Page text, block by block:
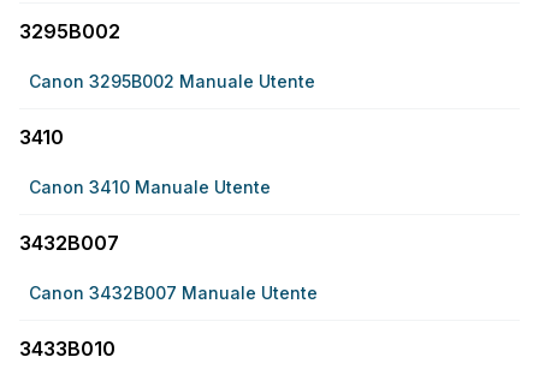
3295B002
Canon 3295B002 Manuale Utente
3410
Canon 3410 Manuale Utente
3432B007
Canon 3432B007 Manuale Utente
3433B010